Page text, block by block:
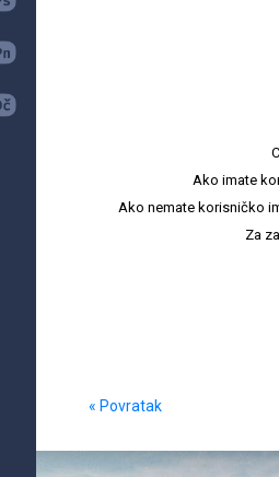
Ako imate
Ako nemate korisničko
Za
« Povratak